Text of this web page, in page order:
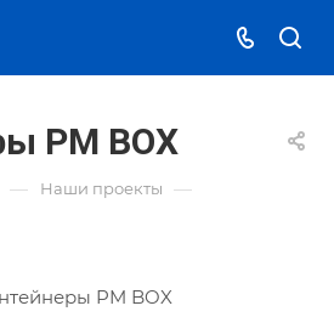
PM BOX
— Наши проекты —